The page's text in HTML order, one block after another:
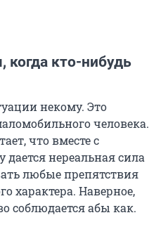
кто-нибудь
некому. Это
человека.
что вместе с
нереальная сила
любые препятствия
характера. Наверное,
соблюдается абы как.